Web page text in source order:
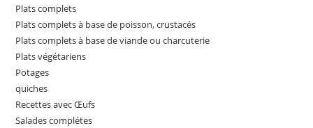
Plats complets
Plats complets à base de poisson, crustacés
Plats complets à base de viande ou charcuterie
Plats végétariens
Potages
quiches
Recettes avec Œufs
Salades complétes